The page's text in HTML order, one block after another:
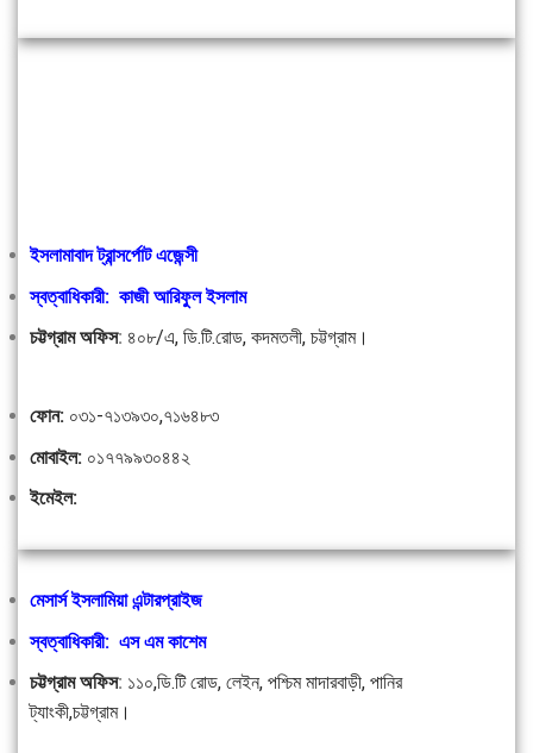
ইসলামাবাদ ট্রান্সর্পোট এজেন্সী
স্বত্বাধিকারী: কাজী আরিফুল ইসলাম
চট্টগ্রাম অফিস: ৪০৮/এ, ডি.টি.রোড, কদমতলী, চট্টগ্রাম।
ফোন: ০৩১-৭১৩৯৩০,৭১৬৪৮৩
মোবাইল: ০১৭৭৯৯৩০৪৪২
ইমেইল:
মেসার্স ইসলামিয়া এন্টারপ্রাইজ
স্বত্বাধিকারী: এস এম কাশেম
চট্টগ্রাম অফিস: ১১০,ডি.টি রোড, লেইন, পশ্চিম মাদারবাড়ী, পানির
ট্যাংকী,চট্টগ্রাম।